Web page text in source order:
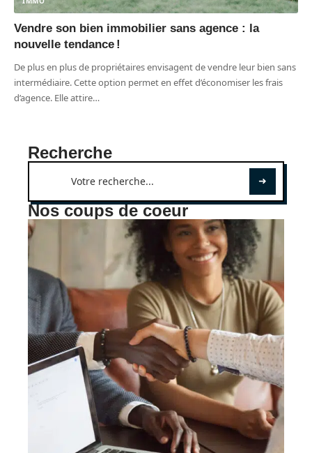
Vendre son bien immobilier sans agence : la
nouvelle tendance !
De plus en plus de propriétaires envisagent de vendre leur bien sans
intermédiaire. Cette option permet en effet d’économiser les frais
d’agence. Elle attire…
Recherche
Nos coups de coeur